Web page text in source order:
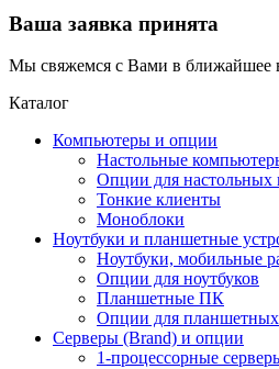
Ваша заявка принята
Мы свяжемся с Вами в ближайшее
Каталог
Компьютеры и опции
Настольные
Опции для настольных
Тонкие клиенты
Моноблоки
Ноутбуки и планшетные
Ноутбуки, мобильные
Опции для ноутбуков
Планшетные ПК
Опции для
Серверы (Brand) и опции
1-процессорные